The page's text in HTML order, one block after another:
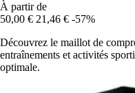
À partir de
50,00 € 21,46 € -57%
Découvrez le maillot de
entraînements et activités
optimale.